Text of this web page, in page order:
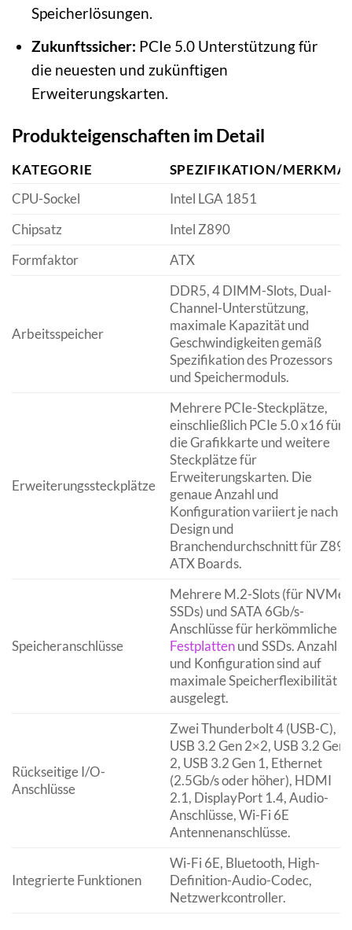
Speicherlösungen.
Zukunftssicher: PCIe 5.0 Unterstützung für
die neuesten und zukünftigen
Erweiterungskarten.
Produkteigenschaften im Detail
KATEGORIE
SPEZIFIKATION/
CPU-Sockel
Intel LGA 1851
Chipsatz
Intel Z890
Formfaktor
ATX
Arbeitsspeicher
DDR5, 4 DIMM-Slots, Dual-
Channel-Unterstützung,
maximale Kapazität und
Geschwindigkeiten gemäß
Spezifikation des Prozessors
und Speichermoduls.
Erweiterungssteckplätze
Mehrere PCIe-Steckplätze,
einschließlich PCIe 5.0 x16 für
die Grafikkarte und weitere
Steckplätze für
Erweiterungskarten. Die
genaue Anzahl und
Konfiguration variiert je nach
Design und
Branchendurchschnitt für Z890
ATX Boards.
Speicheranschlüsse
Mehrere M.2-Slots (für NVMe
SSDs) und SATA 6Gb/s-
Anschlüsse für herkömmliche
Festplattenund SSDs. Anzahl
und Konfiguration sind auf
maximale Speicherflexibilität
ausgelegt.
Rückseitige I/O-
Anschlüsse
Zwei Thunderbolt 4 (USB-C),
USB 3.2 Gen 2×2, USB 3.2 Gen
2, USB 3.2 Gen 1, Ethernet
(2.5Gb/s oder höher), HDMI
2.1, DisplayPort 1.4, Audio-
Anschlüsse, Wi-Fi 6E
Antennenanschlüsse.
Integrierte Funktionen
Wi-Fi 6E, Bluetooth, High-
Definition-Audio-Codec,
Netzwerkcontroller.